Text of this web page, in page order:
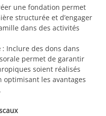
une fondation permet
structurée et d’engager
dans des activités
: Inclure des dons dans
permet de garantir
soient réalisés
optimisant les avantages